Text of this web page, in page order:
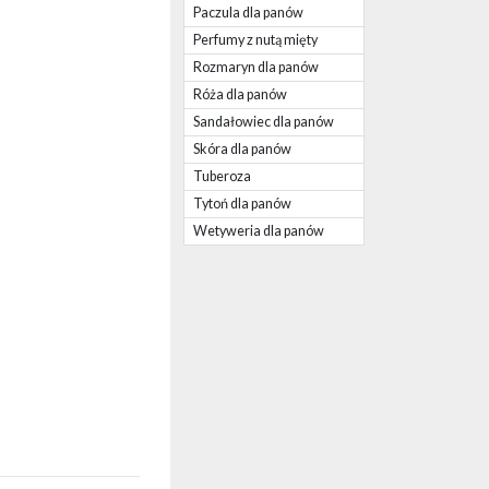
Paczula dla panów
Perfumy z nutą mięty
Rozmaryn dla panów
Róża dla panów
Sandałowiec dla panów
Skóra dla panów
Tuberoza
Tytoń dla panów
Wetyweria dla panów